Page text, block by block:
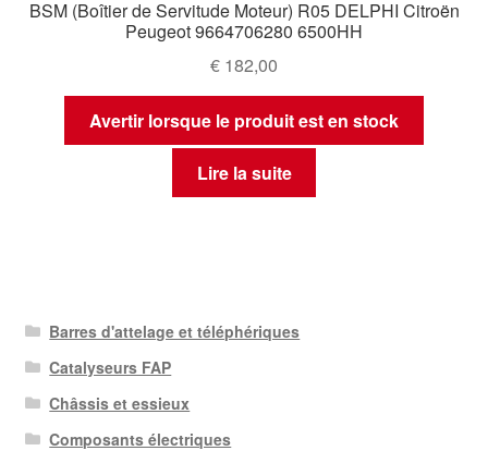
BSM (Boîtier de Servitude Moteur) R05 DELPHI Citroën
Peugeot 9664706280 6500HH
€ 182,00
Avertir lorsque le produit est en stock
Lire la suite
Barres d'attelage et téléphériques
Catalyseurs FAP
Châssis et essieux
Composants électriques